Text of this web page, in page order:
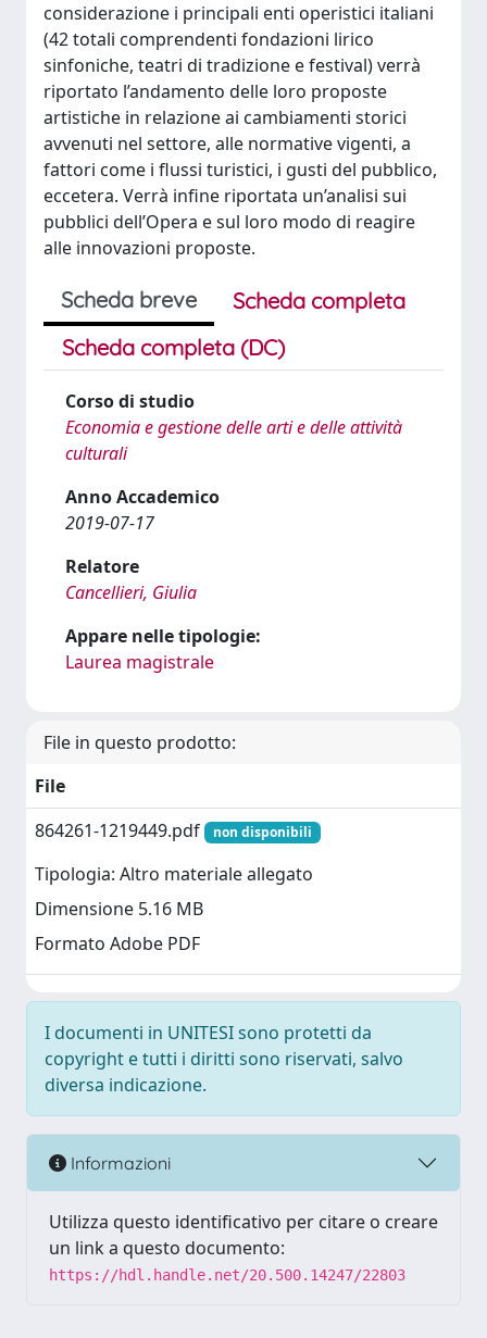
considerazione i principali enti operistici italiani
(42 totali comprendenti fondazioni lirico
sinfoniche, teatri di tradizione e festival) verrà
riportato l’andamento delle loro proposte
artistiche in relazione ai cambiamenti storici
avvenuti nel settore, alle normative vigenti, a
fattori come i flussi turistici, i gusti del pubblico,
eccetera. Verrà infine riportata un’analisi sui
pubblici dell’Opera e sul loro modo di reagire
alle innovazioni proposte.
Scheda breve
Scheda completa
Scheda completa (DC)
Corso di studio
Economia e gestione delle arti e delle attività
culturali
Anno Accademico
2019-07-17
Relatore
Cancellieri, Giulia
Appare nelle tipologie:
Laurea magistrale
File in questo prodotto:
File
864261-1219449.pdf
non disponibili
Tipologia: Altro materiale allegato
Dimensione 5.16 MB
Formato Adobe PDF
I documenti in UNITESI sono protetti da
copyright e tutti i diritti sono riservati, salvo
diversa indicazione.
Informazioni
Utilizza questo identificativo per citare o creare
un link a questo documento:
https://hdl.handle.net/20.500.14247/22803